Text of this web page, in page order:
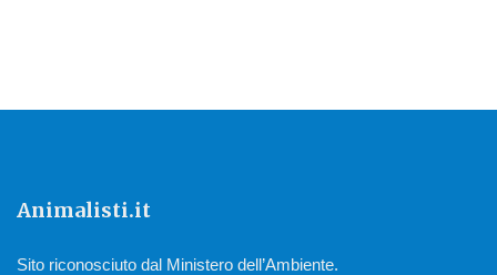
Animalisti.it
Sito riconosciuto dal Ministero dell’Ambiente.